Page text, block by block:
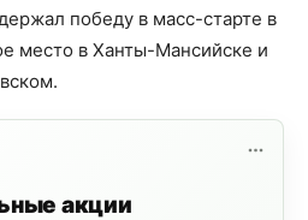
победу в масс-старте в
место в Ханты-Мансийске и
акции